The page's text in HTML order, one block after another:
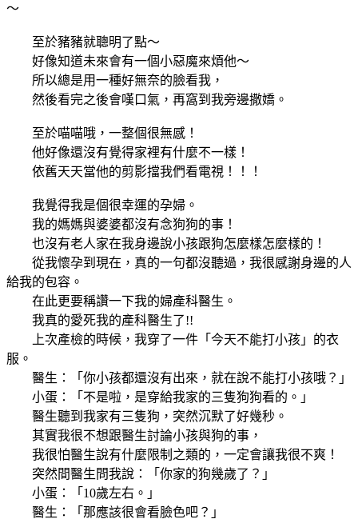
～
至於豬豬就聰明了點～
好像知道未來會有一個小惡魔來煩他～
所以總是用一種好無奈的臉看我，
然後看完之後會嘆口氣，再窩到我旁邊撒嬌。
至於喵喵哦，一整個很無感！
他好像還沒有覺得家裡有什麼不一樣！
依舊天天當他的剪影擋我們看電視！！！
我覺得我是個很幸運的孕婦。
我的媽媽與婆婆都沒有念狗狗的事！
也沒有老人家在我身邊說小孩跟狗怎麼樣怎麼樣的！
從我懷孕到現在，真的一句都沒聽過，我很感謝身邊的人
給我的包容。
在此更要稱讚一下我的婦產科醫生。
我真的愛死我的產科醫生了!!
上次產檢的時候，我穿了一件「今天不能打小孩」的衣
服。
醫生：「你小孩都還沒有出來，就在說不能打小孩哦？」
小蛋：「不是啦，是穿給我家的三隻狗狗看的。」
醫生聽到我家有三隻狗，突然沉默了好幾秒。
其實我很不想跟醫生討論小孩與狗的事，
我很怕醫生說有什麼限制之類的，一定會讓我很不爽！
突然間醫生問我說：「你家的狗幾歲了？」
小蛋：「10歲左右。」
醫生：「那應該很會看臉色吧？」